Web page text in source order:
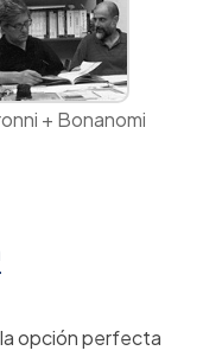
+ Bonanomi
la opción perfecta